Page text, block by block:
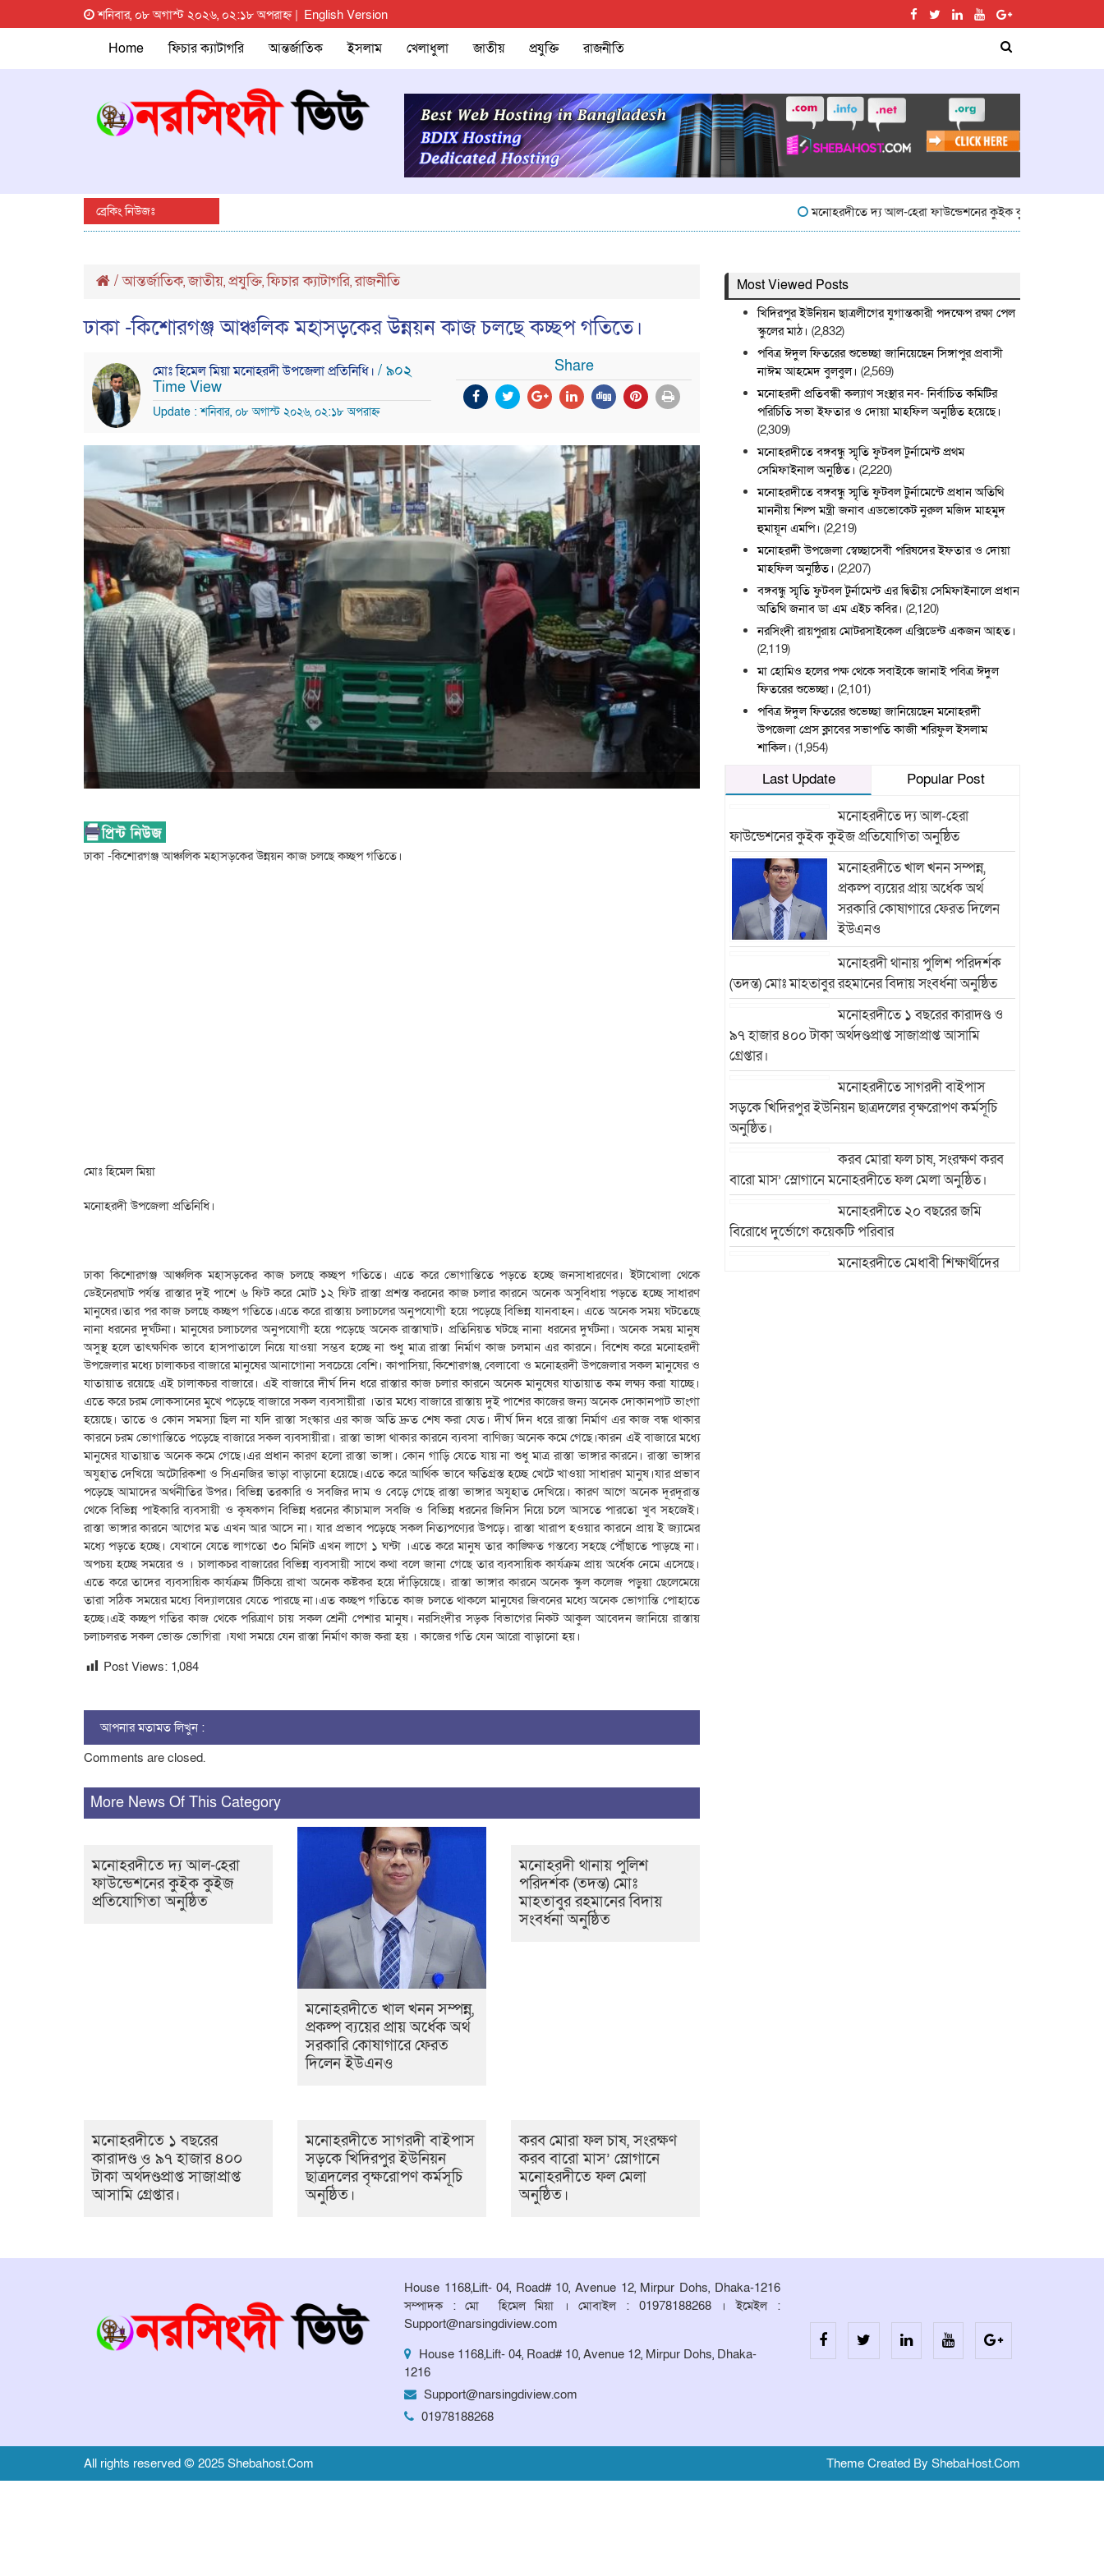
শনিবার, ০৮ অগাস্ট ২০২৬, ০২:১৮ অপরাহ্ন | English Version
Home ফিচার ক্যাটাগরি আন্তর্জাতিক ইসলাম খেলাধুলা জাতীয় প্রযুক্তি রাজনীতি
ব্রেকিং নিউজঃ মনোহরদীতে দ্য আল-হেরা ফাউন্ডেশনের কুইক কুইজ প্রতিযোগিতা অনুষ্ঠিত
/আন্তর্জাতিক,জাতীয়, প্রযুক্তি,ফিচার ক্যাটাগরি,রাজনীতি
ঢাকা -কিশোরগঞ্জ আঞ্চলিক মহাসড়কের উন্নয়ন কাজ চলছে কচ্ছপ গতিতে।
মোঃ হিমেল মিয়া মনোহরদী উপজেলা প্রতিনিধি। / ৯০২
Time View
Update : শনিবার, ০৮ অগাস্ট ২০২৬, ০২:১৮ অপরাহ্ন
Share
ঢাকা -কিশোরগঞ্জ আঞ্চলিক মহাসড়কের উন্নয়ন কাজ চলছে কচ্ছপ গতিতে।
মোঃ হিমেল মিয়া
মনোহরদী উপজেলা প্রতিনিধি।
ঢাকা কিশোরগঞ্জ আঞ্চলিক মহাসড়কের কাজ চলছে কচ্ছপ গতিতে। এতে করে ভোগান্তিতে পড়তে হচ্ছে জনসাধারণের। ইটাখোলা থেকে
ডেইনেরঘাট পর্যন্ত রাস্তার দুই পাশে ৬ ফিট করে মোট ১২ ফিট রাস্তা প্রশস্ত করনের কাজ চলার কারনে অনেক অসুবিধায় পড়তে হচ্ছে সাধারণ
মানুষের।তার পর কাজ চলছে কচ্ছপ গতিতে।এতে করে রাস্তায় চলাচলের অনুপযোগী হয়ে পড়েছে বিভিন্ন যানবাহন। এতে অনেক সময় ঘটতেছে
নানা ধরনের দুর্ঘটনা। মানুষের চলাচলের অনুপযোগী হয়ে পড়েছে অনেক রাস্তাঘাট। প্রতিনিয়ত ঘটছে নানা ধরনের দুর্ঘটনা। অনেক সময় মানুষ
অসুস্থ হলে তাৎক্ষণিক ভাবে হাসপাতালে নিয়ে যাওয়া সম্ভব হচ্ছে না শুধু মাত্র রাস্তা নির্মাণ কাজ চলমান এর কারনে। বিশেষ করে মনোহরদী
উপজেলার মধ্যে চালাকচর বাজারে মানুষের আনাগোনা সবচেয়ে বেশি। কাপাসিয়া, কিশোরগঞ্জ, বেলাবো ও মনোহরদী উপজেলার সকল মানুষের ও
যাতায়াত রয়েছে এই চালাকচর বাজারে। এই বাজারে দীর্ঘ দিন ধরে রাস্তার কাজ চলার কারনে অনেক মানুষের যাতায়াত কম লক্ষ্য করা যাচ্ছে।
এতে করে চরম লোকসানের মুখে পড়েছে বাজারে সকল ব্যবসায়ীরা ।তার মধ্যে বাজারে রাস্তায় দুই পাশের কাজের জন্য অনেক দোকানপাট ভাংগা
হয়েছে। তাতে ও কোন সমস্যা ছিল না যদি রাস্তা সংস্কার এর কাজ অতি দ্রুত শেষ করা যেত। দীর্ঘ দিন ধরে রাস্তা নির্মাণ এর কাজ বন্ধ থাকার
কারনে চরম ভোগান্তিতে পড়েছে বাজারে সকল ব্যবসায়ীরা। রাস্তা ভাঙ্গা থাকার কারনে ব্যবসা বাণিজ্য অনেক কমে গেছে।কারন এই বাজারে মধ্যে
মানুষের যাতায়াত অনেক কমে গেছে।এর প্রধান কারণ হলো রাস্তা ভাঙ্গা। কোন গাড়ি যেতে যায় না শুধু মাত্র রাস্তা ভাঙ্গার কারনে। রাস্তা ভাঙ্গার
অযুহাত দেখিয়ে অটোরিকশা ও সিএনজির ভাড়া বাড়ানো হয়েছে।এতে করে আর্থিক ভাবে ক্ষতিগ্রস্ত হচ্ছে খেটে খাওয়া সাধারণ মানুষ।যার প্রভাব
পড়েছে আমাদের অর্থনীতির উপর। বিভিন্ন তরকারি ও সবজির দাম ও বেড়ে গেছে রাস্তা ভাঙ্গার অযুহাত দেখিয়ে। কারণ আগে অনেক দূরদূরান্ত
থেকে বিভিন্ন পাইকারি ব্যবসায়ী ও কৃষকগন বিভিন্ন ধরনের কাঁচামাল সবজি ও বিভিন্ন ধরনের জিনিস নিয়ে চলে আসতে পারতো খুব সহজেই।
রাস্তা ভাঙ্গার কারনে আগের মত এখন আর আসে না। যার প্রভাব পড়েছে সকল নিত্যপণ্যের উপড়ে। রাস্তা খারাপ হওয়ার কারনে প্রায় ই জ্যামের
মধ্যে পড়তে হচ্ছে। যেখানে যেতে লাগতো ৩০ মিনিট এখন লাগে ১ ঘন্টা ।এতে করে মানুষ তার কাঙ্ক্ষিত গন্তব্যে সহছে পৌঁছাতে পাড়ছে না।
অপচয় হচ্ছে সময়ের ও । চালাকচর বাজারের বিভিন্ন ব্যবসায়ী সাথে কথা বলে জানা গেছে তার ব্যবসায়িক কার্যক্রম প্রায় অর্ধেক নেমে এসেছে।
এতে করে তাদের ব্যবসায়িক কার্যক্রম টিকিয়ে রাখা অনেক কষ্টকর হয়ে দাঁড়িয়েছে। রাস্তা ভাঙ্গার কারনে অনেক স্কুল কলেজ পড়ুয়া ছেলেমেয়ে
তারা সঠিক সময়ের মধ্যে বিদ্যালয়ের যেতে পারছে না।এত কচ্ছপ গতিতে কাজ চলতে থাকলে মানুষের জিবনের মধ্যে অনেক ভোগান্তি পোহাতে
হচ্ছে।এই কচ্ছপ গতির কাজ থেকে পরিত্রাণ চায় সকল শ্রেনী পেশার মানুষ। নরসিংদীর সড়ক বিভাগের নিকট আকুল আবেদন জানিয়ে রাস্তায়
চলাচলরত সকল ভোক্ত ভোগিরা ।যথা সময়ে যেন রাস্তা নির্মাণ কাজ করা হয় । কাজের গতি যেন আরো বাড়ানো হয়।
Post Views: 1,084
আপনার মতামত লিখুন :
Comments are closed.
More News Of This Category
মনোহরদীতে দ্য আল-হেরা
ফাউন্ডেশনের কুইক কুইজ
প্রতিযোগিতা অনুষ্ঠিত
মনোহরদীতে খাল খনন সম্পন্ন,
প্রকল্প ব্যয়ের প্রায় অর্ধেক অর্থ
সরকারি কোষাগারে ফেরত
দিলেন ইউএনও
মনোহরদী থানায় পুলিশ
পরিদর্শক (তদন্ত) মোঃ
মাহতাবুর রহমানের বিদায়
সংবর্ধনা অনুষ্ঠিত
মনোহরদীতে ১ বছরের
কারাদণ্ড ও ৯৭ হাজার ৪০০
টাকা অর্থদণ্ডপ্রাপ্ত সাজাপ্রাপ্ত
আসামি গ্রেপ্তার।
মনোহরদীতে সাগরদী বাইপাস
সড়কে খিদিরপুর ইউনিয়ন
ছাত্রদলের বৃক্ষরোপণ কর্মসূচি
অনুষ্ঠিত।
করব মোরা ফল চাষ, সংরক্ষণ
করব বারো মাস’ স্লোগানে
মনোহরদীতে ফল মেলা
অনুষ্ঠিত।
Most Viewed Posts
খিদিরপুর ইউনিয়ন ছাত্রলীগের যুগান্তকারী পদক্ষেপ রক্ষা পেল
স্কুলের মাঠ। (2,832)
পবিত্র ঈদুল ফিতরের শুভেচ্ছা জানিয়েছেন সিঙ্গাপুর প্রবাসী
নাঈম আহমেদ বুলবুল। (2,569)
মনোহরদী প্রতিবন্ধী কল্যাণ সংস্থার নব- নির্বাচিত কমিটির
পরিচিতি সভা ইফতার ও দোয়া মাহফিল অনুষ্ঠিত হয়েছে।
(2,309)
মনোহরদীতে বঙ্গবন্ধু স্মৃতি ফুটবল টুর্নামেন্ট প্রথম
সেমিফাইনাল অনুষ্ঠিত। (2,220)
মনোহরদীতে বঙ্গবন্ধু স্মৃতি ফুটবল টুর্নামেন্টে প্রধান অতিথি
মাননীয় শিল্প মন্ত্রী জনাব এডভোকেট নুরুল মজিদ মাহমুদ
হুমায়ূন এমপি। (2,219)
মনোহরদী উপজেলা স্বেচ্ছাসেবী পরিষদের ইফতার ও দোয়া
মাহফিল অনুষ্ঠিত। (2,207)
বঙ্গবন্ধু স্মৃতি ফুটবল টুর্নামেন্ট এর দ্বিতীয় সেমিফাইনালে প্রধান
অতিথি জনাব ডা এম এইচ কবির। (2,120)
নরসিংদী রায়পুরায় মোটরসাইকেল এক্সিডেন্ট একজন আহত।
(2,119)
মা হোমিও হলের পক্ষ থেকে সবাইকে জানাই পবিত্র ঈদুল
ফিতরের শুভেচ্ছা। (2,101)
পবিত্র ঈদুল ফিতরের শুভেচ্ছা জানিয়েছেন মনোহরদী
উপজেলা প্রেস ক্লাবের সভাপতি কাজী শরিফুল ইসলাম
শাকিল। (1,954)
Last Update
Popular Post
মনোহরদীতে দ্য আল-হেরা
ফাউন্ডেশনের কুইক কুইজ প্রতিযোগিতা অনুষ্ঠিত
মনোহরদীতে খাল খনন সম্পন্ন,
প্রকল্প ব্যয়ের প্রায় অর্ধেক অর্থ
সরকারি কোষাগারে ফেরত দিলেন
ইউএনও
মনোহরদী থানায় পুলিশ পরিদর্শক
(তদন্ত) মোঃ মাহতাবুর রহমানের বিদায় সংবর্ধনা অনুষ্ঠিত
মনোহরদীতে ১ বছরের কারাদণ্ড ও
৯৭ হাজার ৪০০ টাকা অর্থদণ্ডপ্রাপ্ত সাজাপ্রাপ্ত আসামি
গ্রেপ্তার।
মনোহরদীতে সাগরদী বাইপাস
সড়কে খিদিরপুর ইউনিয়ন ছাত্রদলের বৃক্ষরোপণ কর্মসূচি
অনুষ্ঠিত।
করব মোরা ফল চাষ, সংরক্ষণ করব
বারো মাস’ স্লোগানে মনোহরদীতে ফল মেলা অনুষ্ঠিত।
মনোহরদীতে ২০ বছরের জমি
বিরোধে দুর্ভোগে কয়েকটি পরিবার
মনোহরদীতে মেধাবী শিক্ষার্থীদের
House 1168,Lift- 04, Road# 10, Avenue 12, Mirpur Dohs, Dhaka-1216
সম্পাদক : মো হিমেল মিয়া । মোবাইল : 01978188268 । ইমেইল :
Support@narsingdiview.com
House 1168,Lift- 04, Road# 10, Avenue 12, Mirpur Dohs, Dhaka-
1216
Support@narsingdiview.com
01978188268
All rights reserved © 2025 Shebahost.Com Theme Created By ShebaHost.Com